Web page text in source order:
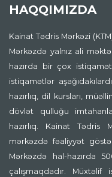
HAQQIMIZDA
Kainat Tədris Mərkəzi
Mərkəzdə yalnız ali
hazırda bir çox
istiqamətlər
hazırlıq, dil kursları,
dövlət qulluğu
hazırlıq. Kainat Tədris
mərkəzdə fəaliyyət
Mərkəzdə hal-hazırda
çalışmaqdadır.